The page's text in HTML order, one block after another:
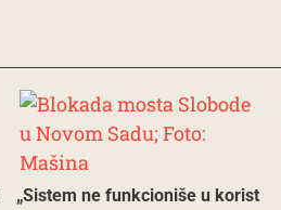
„Sistem ne funkcioniše u korist